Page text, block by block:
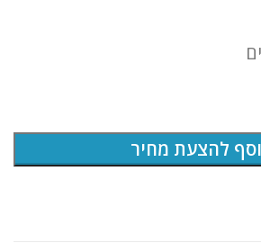
להצעת מחיר